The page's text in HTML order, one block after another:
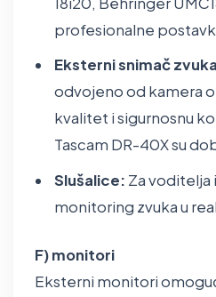
profesionalne
Eksterni snimač
odvojeno od kamera
kvalitet i sigurnosnu
Tascam DR-40X su
Slušalice: Za voditelja
monitoring zvuka u
F) monitori
Eksterni monitori